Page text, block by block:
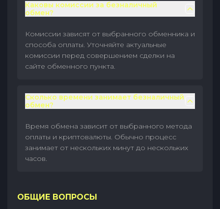
Каковы комиссии за безналичный
обмен?
Комиссии зависят от выбранного обменника и
способа оплаты. Уточняйте актуальные
комиссии перед совершением сделки на
сайте обменного пункта.
Сколько времени занимает безналичный
обмен?
Время обмена зависит от выбранного метода
оплаты и криптовалюты. Обычно процесс
занимает от нескольких минут до нескольких
часов.
ОБЩИЕ ВОПРОСЫ